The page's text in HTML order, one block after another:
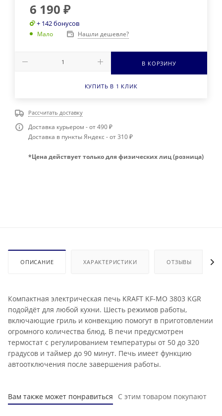
6 190 ₽
+ 142 бонусов
Мало Нашли дешевле?
В КОРЗИНУ
КУПИТЬ В 1 КЛИК
Рассчитать доставку
Доставка курьером - от 490 ₽
Доставка в пункты Яндекс - от 310 ₽
*Цена действует только для физических лиц (розница)
ОПИСАНИЕ ХАРАКТЕРИСТИКИ ОТЗЫВЫ
Компактная электрическая печь KRAFT KF-MO 3803 KGR
подойдёт для любой кухни. Шесть режимов работы,
включающие гриль и конвекцию помогут в приготовлении
огромного количества блюд. В печи предусмотрен
термостат с регулированием температуры от 50 до 320
градусов и таймер до 90 минут. Печь имеет функцию
автоотключения после завершения работы.
Вам также может понравиться С этим товаром покупают